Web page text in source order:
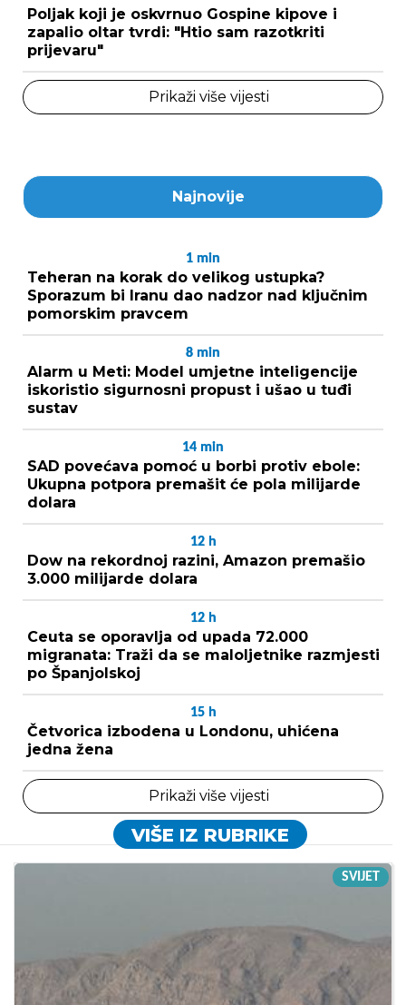
Poljak koji je oskvrnuo Gospine kipove i
zapalio oltar tvrdi: "Htio sam razotkriti
prijevaru"
Prikaži više vijesti
Najnovije
1 min
Teheran na korak do velikog ustupka?
Sporazum bi Iranu dao nadzor nad ključnim
pomorskim pravcem
8 min
Alarm u Meti: Model umjetne inteligencije
iskoristio sigurnosni propust i ušao u tuđi
sustav
14 min
SAD povećava pomoć u borbi protiv ebole:
Ukupna potpora premašit će pola milijarde
dolara
12 h
Dow na rekordnoj razini, Amazon premašio
3.000 milijarde dolara
12 h
Ceuta se oporavlja od upada 72.000
migranata: Traži da se maloljetnike razmjesti
po Španjolskoj
15 h
Četvorica izbodena u Londonu, uhićena
jedna žena
Prikaži više vijesti
VIŠE IZ RUBRIKE
SVIJET